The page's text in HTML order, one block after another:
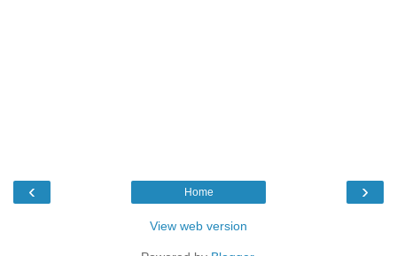
‹ ›
Home
View web version